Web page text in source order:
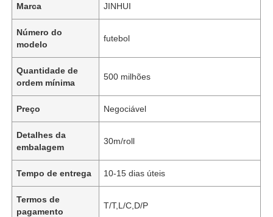
Marca JINHUI
Número do
modelo
futebol
Quantidade de
ordem mínima
500 milhões
Preço Negociável
Detalhes da
embalagem
30m/roll
Tempo de entrega 10-15 dias úteis
Termos de
pagamento
T/T,L/C,D/P